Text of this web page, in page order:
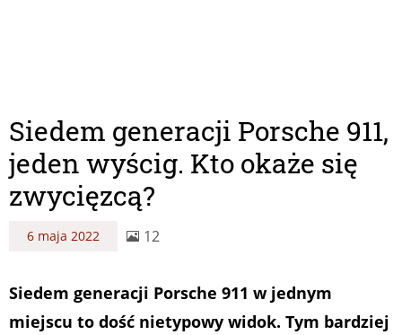
Siedem generacji Porsche 911,
jeden wyścig. Kto okaże się
zwycięzcą?
6 maja 2022 12
Siedem generacji Porsche 911 w jednym
miejscu to dość nietypowy widok. Tym bardziej